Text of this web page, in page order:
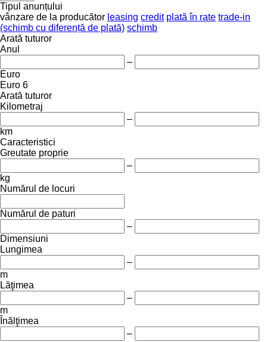
Tipul anunțului
vânzare de la producător leasing credit plată în rate trade-in
(schimb cu diferență de plată) schimb
Arată tuturor
Anul
–
Euro
Euro 6
Arată tuturor
Kilometraj
–
km
Caracteristici
Greutate proprie
–
kg
Numărul de locuri
Numărul de paturi
–
Dimensiuni
Lungimea
–
m
Lăţimea
–
m
Înălţimea
–